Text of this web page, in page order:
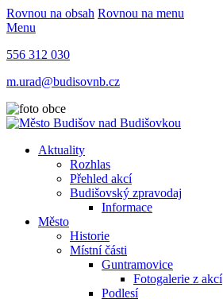
Rovnou na obsah Rovnou na menu
Menu
556 312 030
m.urad@budisovnb.cz
Aktuality
Rozhlas
Přehled akcí
Budišovský zpravodaj
Informace
Město
Historie
Místní části
Guntramovice
Fotogalerie z akcí
Podlesí